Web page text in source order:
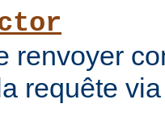
renvoyer
requête